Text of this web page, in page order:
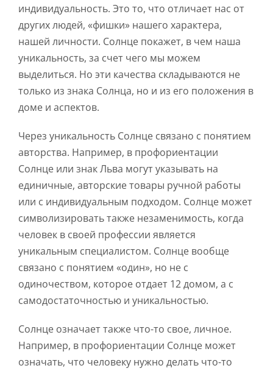
индивидуальность. Это то, что отличает нас от
других людей, «фишки» нашего характера,
нашей личности. Солнце покажет, в чем наша
уникальность, за счет чего мы можем
выделиться. Но эти качества складываются не
только из знака Солнца, но и из его положения в
доме и аспектов.
Через уникальность Солнце связано с понятием
авторства. Например, в профориентации
Солнце или знак Льва могут указывать на
единичные, авторские товары ручной работы
или с индивидуальным подходом. Солнце может
символизировать также незаменимость, когда
человек в своей профессии является
уникальным специалистом. Солнце вообще
связано с понятием «один», но не с
одиночеством, которое отдает 12 домом, а с
самодостаточностью и уникальностью.
Солнце означает также что-то свое, личное.
Например, в профориентации Солнце может
означать, что человеку нужно делать что-то